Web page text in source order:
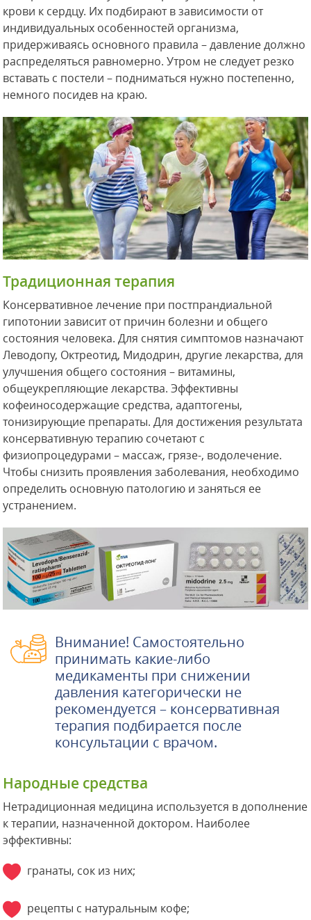
крови к сердцу. Их подбирают в зависимости от
индивидуальных особенностей организма,
придерживаясь основного правила – давление должно
распределяться равномерно. Утром не следует резко
вставать с постели – подниматься нужно постепенно,
немного посидев на краю.
Традиционная терапия
Консервативное лечение при постпрандиальной
гипотонии зависит от причин болезни и общего
состояния человека. Для снятия симптомов назначают
Леводопу, Октреотид, Мидодрин, другие лекарства, для
улучшения общего состояния – витамины,
общеукрепляющие лекарства. Эффективны
кофеиносодержащие средства, адаптогены,
тонизирующие препараты. Для достижения результата
консервативную терапию сочетают с
физиопроцедурами – массаж, грязе-, водолечение.
Чтобы снизить проявления заболевания, необходимо
определить основную патологию и заняться ее
устранением.
Внимание! Самостоятельно
принимать какие-либо
медикаменты при снижении
давления категорически не
рекомендуется – консервативная
терапия подбирается после
консультации с врачом.
Народные средства
Нетрадиционная медицина используется в дополнение
к терапии, назначенной доктором. Наиболее
эффективны:
гранаты, сок из них;
рецепты с натуральным кофе;